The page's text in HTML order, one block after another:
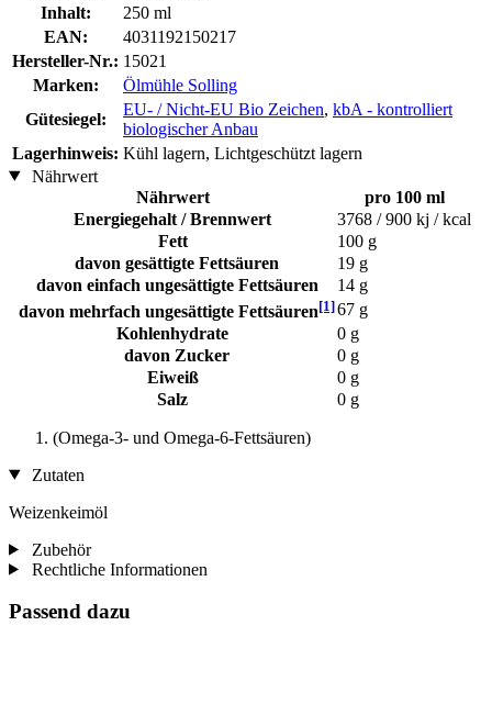
Inhalt:
250 ml
EAN:
4031192150217
Hersteller-Nr.: 15021
Marken:
Ölmühle Solling
Gütesiegel:
EU- / Nicht-EU Bio Zeichen, kbA - kontrolliert
biologischer Anbau
Lagerhinweis: Kühl lagern, Lichtgeschützt lagern
Nährwert
Nährwert
pro 100 ml
Energiegehalt / Brennwert
3768 / 900 kj / kcal
Fett
100 g
davon gesättigte Fettsäuren
19 g
davon einfach ungesättigte Fettsäuren
14 g
davon mehrfach ungesättigte Fettsäuren[1]67 g
Kohlenhydrate
0 g
davon Zucker
0 g
Eiweiß
0 g
Salz
0 g
(Omega-3- und Omega-6-Fettsäuren)
Zutaten
Weizenkeimöl
Zubehör
Rechtliche Informationen
Passend dazu